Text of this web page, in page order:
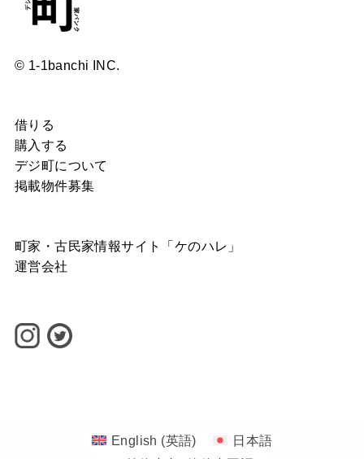
© 1-1banchi INC.
借りる
購入する
デジ町について
掲載物件募集
町家・古民家情報サイト「ケのハレ」
運営会社
English (英語)
日本語